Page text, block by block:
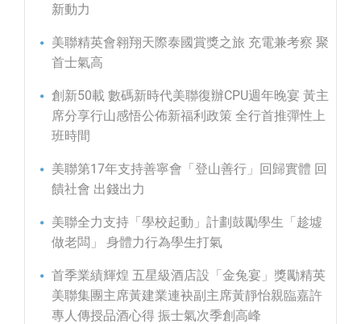
新動力
美聯精英會翱翔天際泰國賞獎之旅 充電兼考察 聚
首士氣高
創新50載 數碼新時代美聯復辦CPU週年晚宴 黃主
席分享行山感悟公佈新福利政策 全行首推彈性上
班時間
美聯第17年支持善寧會「登山善行」回歸實體 回
饋社會 出錢出力
美聯全力支持「學校起動」計劃鼓勵學生「趁墟
做老闆」 身體力行為學生打氣
首季業績輝煌 五星級酒店設「金兔宴」獎勵精英
美聯集團主席黃建業連袂副主席黃靜怡親臨嘉許
專人傳授品酒心得 振士氣次季創高峰